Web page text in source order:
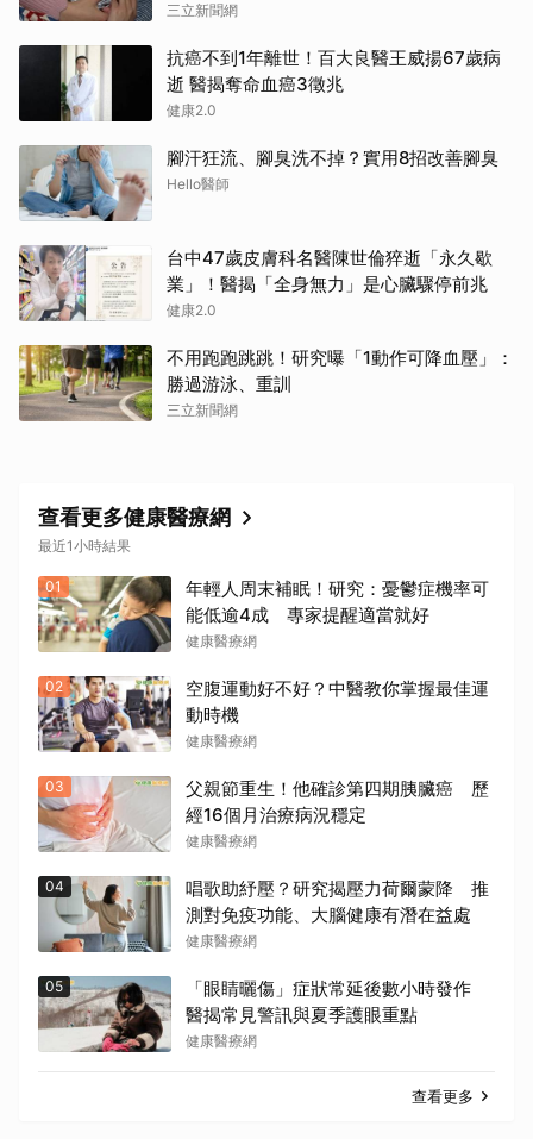
三立新聞網
抗癌不到1年離世！百大良醫王威揚67歲病
逝 醫揭奪命血癌3徵兆
健康2.0
腳汗狂流、腳臭洗不掉？實用8招改善腳臭
Hello醫師
台中47歲皮膚科名醫陳世倫猝逝「永久歇
業」！醫揭「全身無力」是心臟驟停前兆
健康2.0
不用跑跑跳跳！研究曝「1動作可降血壓」：
勝過游泳、重訓
三立新聞網
查看更多健康醫療網
最近1小時結果
01
年輕人周末補眠！研究：憂鬱症機率可
能低逾4成 專家提醒適當就好
健康醫療網
02
空腹運動好不好？中醫教你掌握最佳運
動時機
健康醫療網
03
父親節重生！他確診第四期胰臟癌 歷
經16個月治療病況穩定
健康醫療網
04
唱歌助紓壓？研究揭壓力荷爾蒙降 推
測對免疫功能、大腦健康有潛在益處
健康醫療網
05
「眼睛曬傷」症狀常延後數小時發作
醫揭常見警訊與夏季護眼重點
健康醫療網
查看更多